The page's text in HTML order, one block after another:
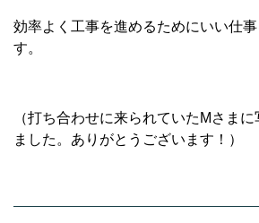
効率よく工事を進めるためにいい仕
す。
（打ち合わせに来られていたMさま
ました。ありがとうございます！）